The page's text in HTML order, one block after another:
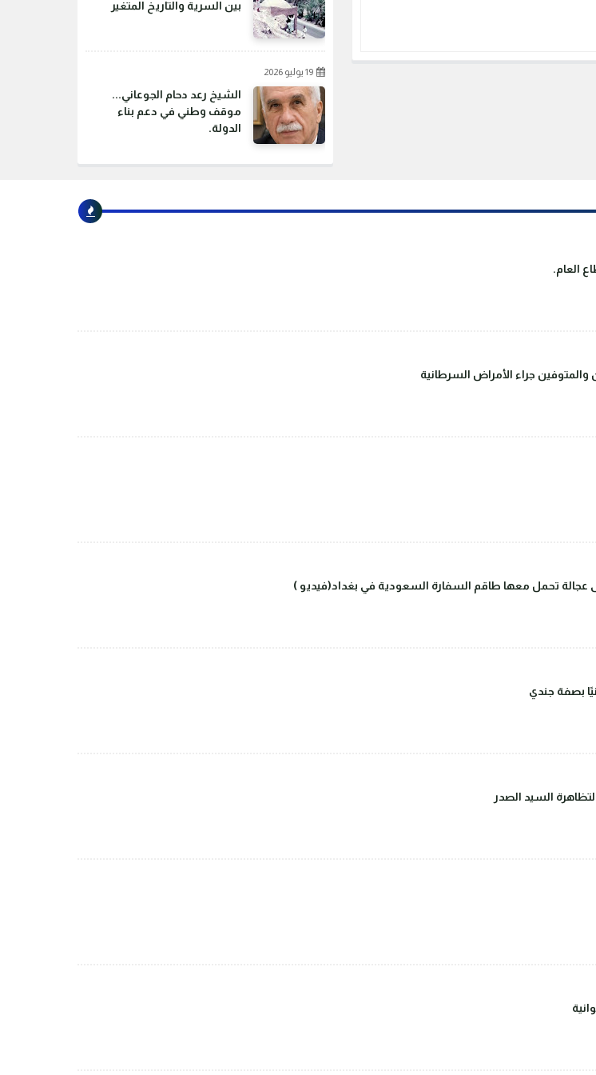
بين السرية والتاريخ المتغير
19 يوليو 2026
الشيخ رعد دحام الجوعاني...
موقف وطني في دعم بناء
الدولة.
العام.
جراء الأمراض السرطانية
تحمل معها طاقم السفارة السعودية في بغداد(فيديو )
بصفة جندي
السيد الصدر